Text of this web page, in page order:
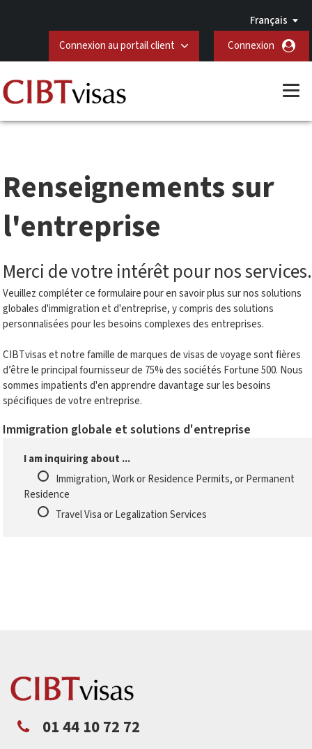
Français
Connexion au portail client
Connexion
Renseignements sur
l'entreprise
Merci de votre intérêt pour nos services.
Veuillez compléter ce formulaire pour en savoir plus sur nos solutions
globales d'immigration et d'entreprise, y compris des solutions
personnalisées pour les besoins complexes des entreprises.
CIBTvisas et notre famille de marques de visas de voyage sont fières
d’être le principal fournisseur de 75% des sociétés Fortune 500. Nous
sommes impatients d'en apprendre davantage sur les besoins
spécifiques de votre entreprise.
Immigration globale et solutions d'entreprise
I am inquiring about ...
Immigration, Work or Residence Permits, or Permanent
Residence
Travel Visa or Legalization Services
01 44 10 72 72